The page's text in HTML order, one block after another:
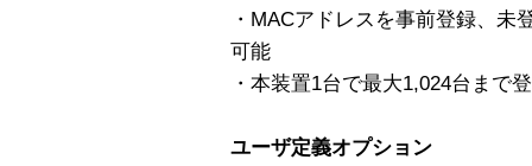
・MACアドレスを事前登録、未
可能
・本装置1台で最大1,024台まで
ユーザ定義オプション